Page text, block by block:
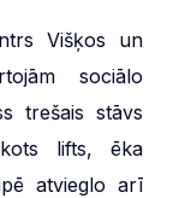
Višķos un
sociālo
trešais stāvs
lifts, ēka
atvieglo arī